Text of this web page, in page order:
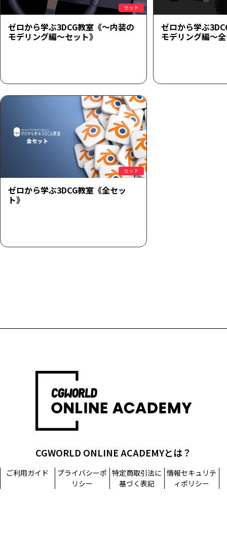
セット
ゼロから学ぶ3DCG教室《～内装の
モデリング編～セット》
ゼロから学ぶ
モデリング編～
セット
ゼロから学ぶ3DCG教室《全セッ
ト》
CGWORLD ONLINE ACADEMYとは？
ご利用ガイド
プライバシーポ
リシー
特定商取引法に
基づく表記
情報セキュリテ
ィポリシー